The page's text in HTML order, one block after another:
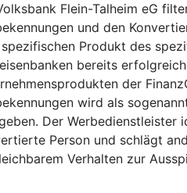
Flein-Talheim eG
und den
Produkt des
bereits
der
wird als
Der Werbedienstleister
Person und schlägt
Verhalten zur